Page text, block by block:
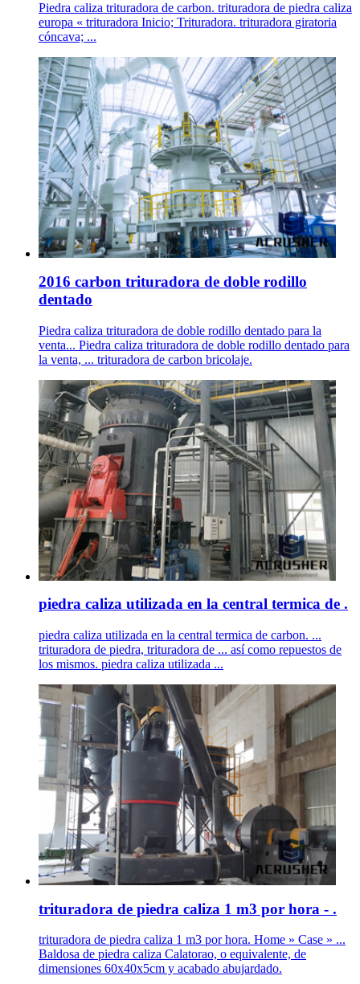
Piedra caliza trituradora de carbon. trituradora de piedra caliza
europa « trituradora Inicio; Trituradora. trituradora giratoria
cóncava; ...
2016 carbon trituradora de doble rodillo
dentado
Piedra caliza trituradora de doble rodillo dentado para la
venta... Piedra caliza trituradora de doble rodillo dentado para
la venta, ... trituradora de carbon bricolaje.
piedra caliza utilizada en la central termica de .
piedra caliza utilizada en la central termica de carbon. ...
trituradora de piedra, trituradora de ... así como repuestos de
los mismos. piedra caliza utilizada ...
trituradora de piedra caliza 1 m3 por hora - .
trituradora de piedra caliza 1 m3 por hora. Home » Case » ...
Baldosa de piedra caliza Calatorao, o equivalente, de
dimensiones 60x40x5cm y acabado abujardado.